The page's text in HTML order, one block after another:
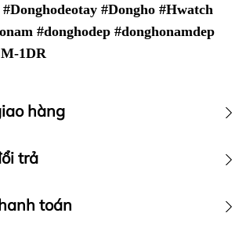
#Dongho #Hwatch
#donghodep #donghonamdep
1DR
hàng
vận chuyển
trả
toán